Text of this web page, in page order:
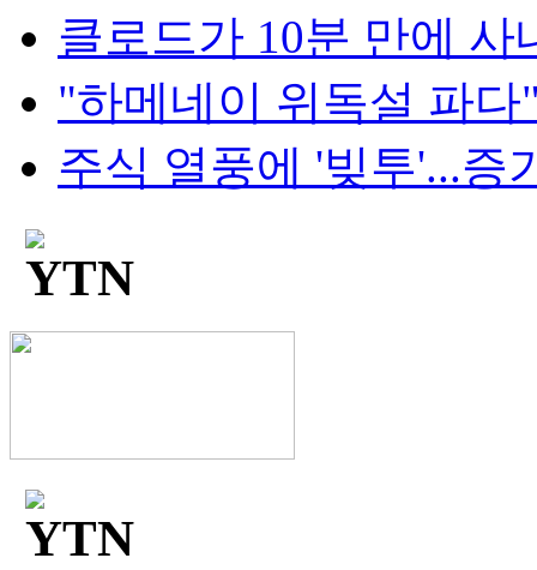
클로드가 10분 만에 사
"하메네이 위독설 파다
주식 열풍에 '빚투'...증